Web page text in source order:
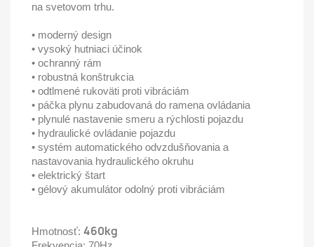
na svetovom trhu.
• moderný design
• vysoký hutniaci účinok
• ochranný rám
• robustná konštrukcia
• odtlmené rukoväti proti vibráciám
• páčka plynu zabudovaná do ramena ovládania
• plynulé nastavenie smeru a rýchlosti pojazdu
• hydraulické ovládanie pojazdu
• systém automatického odvzdušňovania a
nastavovania hydraulického okruhu
• elektrický štart
• gélový akumulátor odolný proti vibráciám
Hmotnosť: 460kg